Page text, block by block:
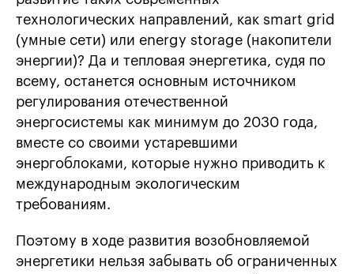
технологических направлений, как smart grid
(умные сети) или energy storage (накопители
энергии)? Да и тепловая энергетика, судя по
всему, останется основным источником
регулирования отечественной
энергосистемы как минимум до 2030 года,
вместе со своими устаревшими
энергоблоками, которые нужно приводить к
международным экологическим
требованиям.
Поэтому в ходе развития возобновляемой
энергетики нельзя забывать об ограниченных